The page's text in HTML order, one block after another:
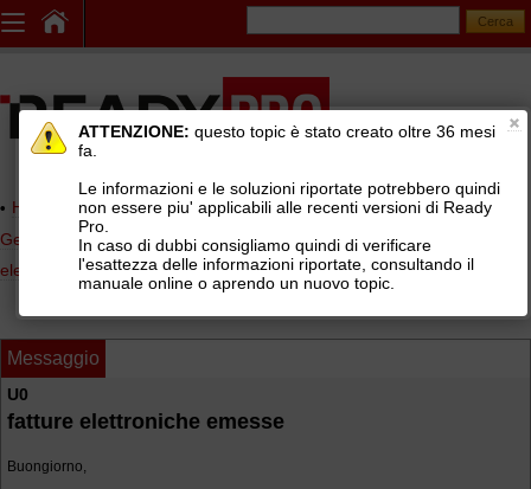
Home page> AREE DI SUPPORTO TECNICO GRATUITO>
Gestionale Ready Pro>Contabilità, scadenzario, fatturazione
elettronica >Fatturazione elettronica PA e B2B
Messaggio
U0
fatture elettroniche emesse
Buongiorno,
ATTENZIONE: questo topic è stato creato oltre 36 mesi
fa.
Le informazioni e le soluzioni riportate potrebbero quindi
non essere piu' applicabili alle recenti versioni di Ready
Pro.
In caso di dubbi consigliamo quindi di verificare
l'esattezza delle informazioni riportate, consultando il
manuale online o aprendo un nuovo topic.